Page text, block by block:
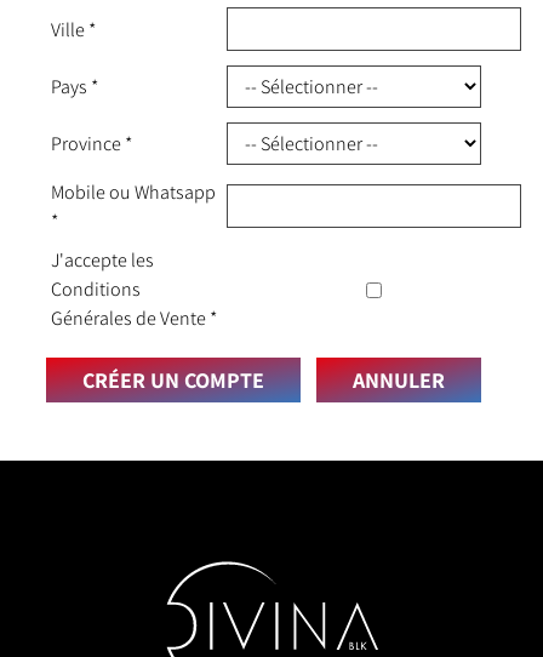
Ville*
Pays *
Province*
Mobile ou Whatsapp
*
J'accepte les
Conditions
Générales de Vente*
CRÉER UN COMPTE ANNULER